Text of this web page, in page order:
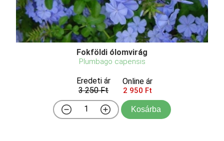
Fokföldi ólomvirág
Plumbago capensis
Eredeti ár
3 250 Ft
Online ár
2 950 Ft
Kosárba